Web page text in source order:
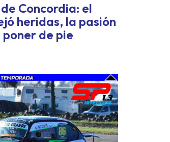
Concordia: el
heridas, la pasión
de pie